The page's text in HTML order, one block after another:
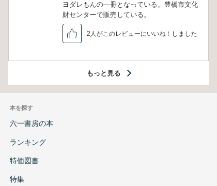
ヨダレもんの一冊となっている。豊橋市文化
財センターで販売している。
2人がこのレビューにいいね！しました
もっと見る
本を探す
六一書房の本
ランキング
特価図書
特集